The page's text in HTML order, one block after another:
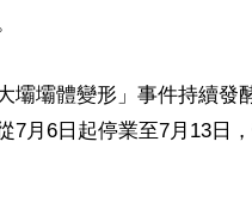
壩壩體變形」事件持續發
7月6日起停業至7月13日